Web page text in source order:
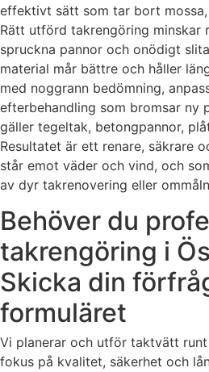
effektivt sätt som tar bort
Rätt utförd takrengöring minskar
spruckna pannor och onödigt
material mår bättre och håller
med noggrann bedömning,
efterbehandling som bromsar ny
gäller tegeltak, betongpannor,
Resultatet är ett renare, säkrare
står emot väder och vind, och
av dyr takrenovering eller
Behöver du
takrengöring i
Skicka din
formuläret
Vi planerar och utför taktvätt
fokus på kvalitet, säkerhet och